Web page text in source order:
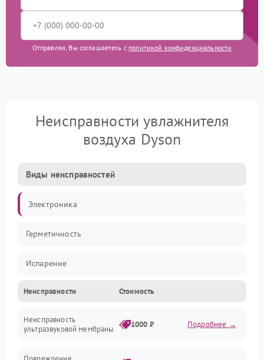
Отправляя, Вы соглашаетесь с политикой конфиденциальности
Неисправности увлажнителя
воздуха Dyson
Виды неисправностей
Электроника
Герметичность
Испарение
Водяной тракт
Механические повреждения
Неисправности Стоимость
Неисправность
ультразвуковой мембраны
1000 ₽ Подробнее →